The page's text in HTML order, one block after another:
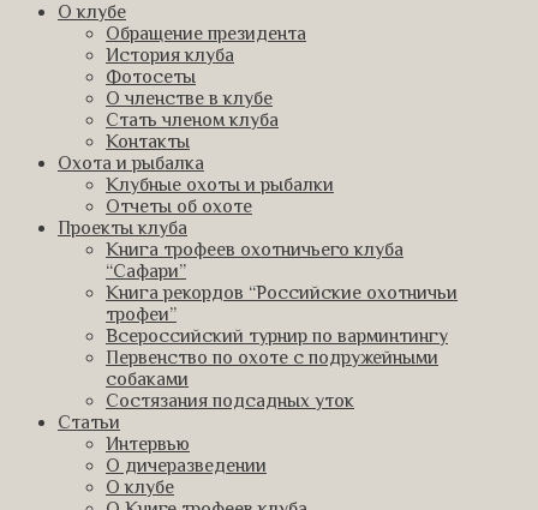
О клубе
Обращение президента
История клуба
Фотосеты
О членстве в клубе
Стать членом клуба
Контакты
Охота и рыбалка
Клубные охоты и рыбалки
Отчеты об охоте
Проекты клуба
Книга трофеев охотничьего клуба
“Сафари”
Книга рекордов “Российские охотничьи
трофеи”
Всероссийский турнир по варминтингу
Первенство по охоте с подружейными
собаками
Состязания подсадных уток
Статьи
Интервью
О дичеразведении
О клубе